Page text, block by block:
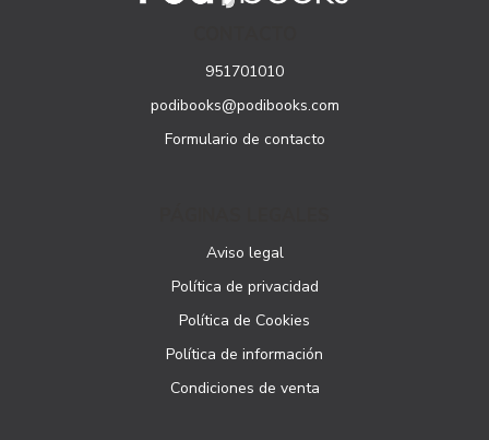
951701010
podibooks@podibooks.com
Formulario de contacto
Aviso legal
Política de privacidad
Política de Cookies
Política de información
Condiciones de venta